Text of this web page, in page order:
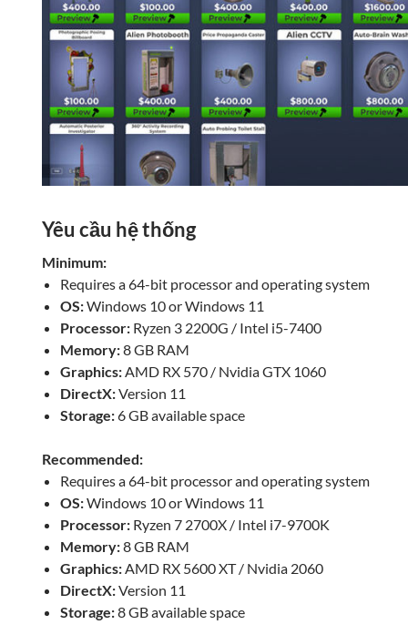
Yêu cầu hệ thống
Minimum:
Requires a 64-bit processor and operating system
OS:Windows 10 or Windows 11
Processor: Ryzen 3 2200G / Intel i5-7400
Memory:8 GB RAM
Graphics: AMD RX 570 / Nvidia GTX 1060
DirectX:Version 11
Storage:6 GB available space
Recommended:
Requires a 64-bit processor and operating system
OS:Windows 10 or Windows 11
Processor: Ryzen 7 2700X / Intel i7-9700K
Memory:8 GB RAM
Graphics: AMD RX 5600 XT / Nvidia 2060
DirectX:Version 11
Storage:8 GB available space